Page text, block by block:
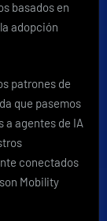
basados en
adopción
patrones de
que pasemos
a agentes de IA
conectados
Mobility